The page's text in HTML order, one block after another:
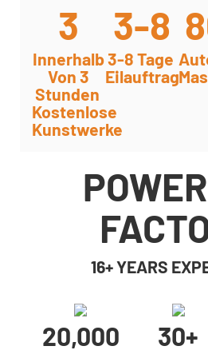
3
Innerhalb
Von 3
Stunden
Kostenlose
Kunstwerke
3-8
3-8 Tage
Eilauftrag
16+ YEARS
20,000
30+